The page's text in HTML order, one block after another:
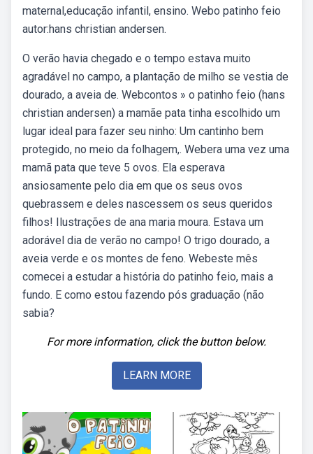
maternal,educação infantil, ensino. Webo patinho feio
autor:hans christian andersen.
O verão havia chegado e o tempo estava muito
agradável no campo, a plantação de milho se vestia de
dourado, a aveia de. Webcontos » o patinho feio (hans
christian andersen) a mamãe pata tinha escolhido um
lugar ideal para fazer seu ninho: Um cantinho bem
protegido, no meio da folhagem,. Webera uma vez uma
mamã pata que teve 5 ovos. Ela esperava
ansiosamente pelo dia em que os seus ovos
quebrassem e deles nascessem os seus queridos
filhos! Ilustrações de ana maria moura. Estava um
adorável dia de verão no campo! O trigo dourado, a
aveia verde e os montes de feno. Webeste mês
comecei a estudar a história do patinho feio, mais a
fundo. E como estou fazendo pós graduação (não
sabia?
For more information, click the button below.
LEARN MORE